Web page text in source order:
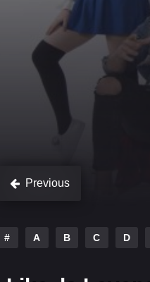
Previous
# A B C D